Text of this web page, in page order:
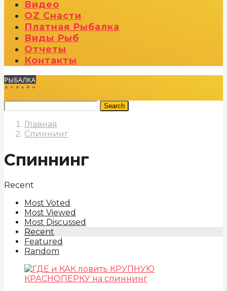
Видео
OZ Снасти
Платная Рыбалка
Виды Рыб
Отчеты
Контакты
Search
Главная
Спиннинг
Спиннинг
Recent
Most Voted
Most Viewed
Most Discussed
Recent
Featured
Random